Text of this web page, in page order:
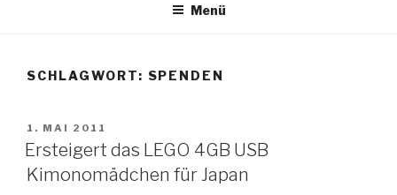
Menü
SCHLAGWORT: SPENDEN
VERÖFFENTLICHT
AM
1. MAI 2011
Ersteigert das LEGO 4GB USB
Kimonomädchen für Japan